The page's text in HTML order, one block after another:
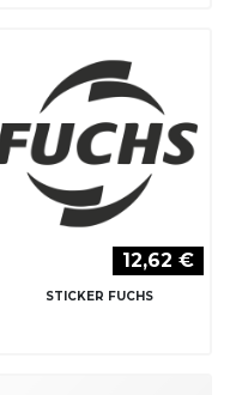
12,62 €
STICKER FUCHS